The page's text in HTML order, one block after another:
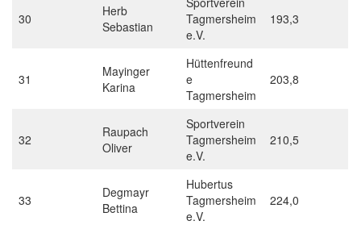
30
Herb
Sebastian
Tagmersheim
e.V.
193,3
31
Mayinger
Karina
Hüttenfreund
e
Tagmersheim
203,8
32
Raupach
Oliver
Sportverein
Tagmersheim
e.V.
210,5
33
Degmayr
Bettina
Hubertus
Tagmersheim
e.V.
224,0